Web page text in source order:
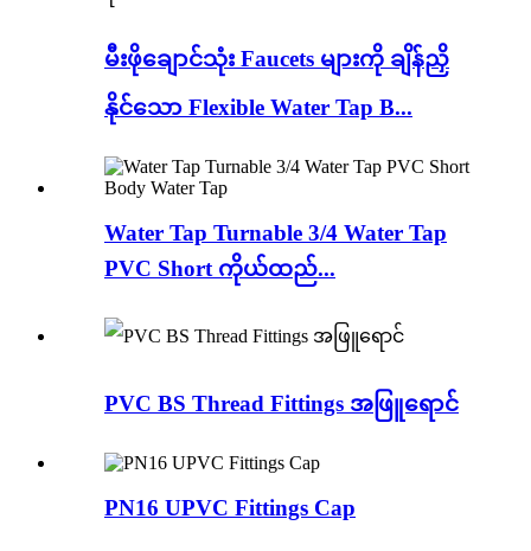
မီးဖိုချောင်သုံး Faucets များကို ချိန်ညှိ
နိုင်သော Flexible Water Tap B...
Water Tap Turnable 3/4 Water Tap
PVC Short ကိုယ်ထည်...
PVC BS Thread Fittings အဖြူရောင်
PN16 UPVC Fittings Cap